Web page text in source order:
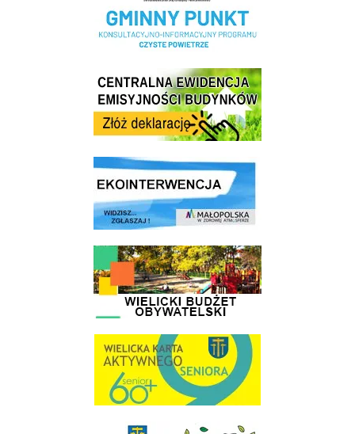
Centrala Ewidencja Emisyjności Budynków - złóż deklarację
link do strony ekointerwencja dot.- powietrza
link do strony - Wielicki Budżet Obywatelski
link do strony Wielicka Karta Aktywnego Seniora
link do strony Gminnej Rady Seniorow - Wieliczka